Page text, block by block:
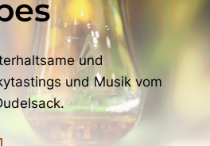
und
und Musik vom